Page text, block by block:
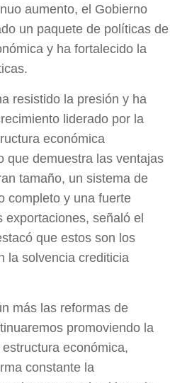
aumento, el Gobierno
un paquete de políticas de
y ha fortalecido la
resistido la presión y ha
liderado por la
económica
que demuestra las ventajas
tamaño, un sistema de
completo y una fuerte
exportaciones, señaló el
que estos son los
la solvencia crediticia
más las reformas de
promoviendo la
económica,
constante la